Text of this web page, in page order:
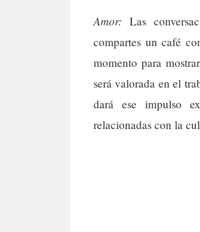
Amor: Las
compartes un café
momento para
será valorada en el
dará ese impulso
relacionadas con la